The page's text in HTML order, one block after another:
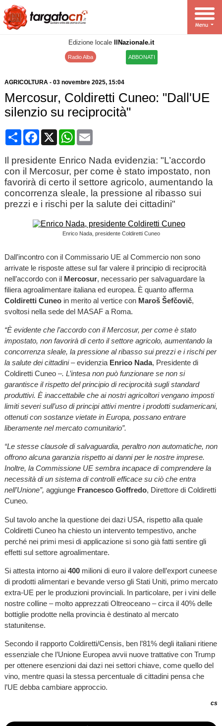
Edizione locale IlNazionale.it
Radio Alba ABBONATI
AGRICOLTURA- 03 novembre 2025, 15:04
Mercosur, Coldiretti Cuneo: "Dall'UE
silenzio su reciprocità"
CondividiFacebook
X WhatsApp
Email
Il presidente Enrico Nada evidenzia: "L’accordo
con il Mercosur, per come è stato impostato, non
favorirà di certo il settore agricolo, aumentando la
concorrenza sleale, la pressione al ribasso sui
prezzi e i rischi per la salute dei cittadini"
Enrico Nada, presidente Coldiretti Cuneo
Dall’incontro con il Commissario UE al Commercio non sono
arrivate le risposte attese sul far valere il principio di reciprocità
nell’accordo con il Mercosur, necessario per salvaguardare la
filiera agroalimentare italiana ed europea. È quanto afferma
Coldiretti Cuneoin merito al vertice con Maroš Šefčovič,
svoltosi nella sede del MASAF a Roma.
“È evidente che l’accordo con il Mercosur, per come è stato
impostato, non favorirà di certo il settore agricolo, aumentando la
concorrenza sleale, la pressione al ribasso sui prezzi e i rischi per
la salute dei cittadini –evidenzia Enrico Nada, Presidente di
Coldiretti Cuneo –. L’intesa non può funzionare se non si
garantisce il rispetto del principio di reciprocità sugli standard
produttivi. È inaccettabile che ai nostri agricoltori vengano imposti
limiti severi sull’uso di principi attivi mentre i prodotti sudamericani,
ottenuti con sostanze vietate in Europa, possano entrare
liberamente nel mercato comunitario”.
“Le stesse clausole di salvaguardia, peraltro non automatiche, non
offrono alcuna garanzia rispetto ai danni per le nostre imprese.
Inoltre, la Commissione UE sembra incapace di comprendere la
necessità di un sistema di controlli efficace su ciò che entra
nell’Unione”, aggiunge Francesco Goffredo, Direttore di Coldiretti
Cuneo.
Sul tavolo anche la questione dei dazi USA, rispetto alla quale
Coldiretti Cuneo ha chiesto un intervento tempestivo, anche
perché nei primi mesi di applicazione si sono già fatti sentire gli
effetti sul settore agroalimentare.
Si attesta intorno ai 400milioni di euro il valore dell’export cuneese
di prodotti alimentari e bevande verso gli Stati Uniti, primo mercato
extra-UE per le produzioni provinciali. In particolare, per i vini delle
nostre colline – molto apprezzati Oltreoceano – circa il 40% delle
bottiglie prodotte nella provincia è destinato al mercato
statunitense.
Secondo il rapporto Coldiretti/Censis, ben l’81% degli italiani ritiene
essenziale che l’Unione Europea avvii nuove trattative con Trump
per ottenere esenzioni dai dazi nei settori chiave, come quello del
vino, mentre quasi la stessa percentuale di cittadini pensa che
l’UE debba cambiare approccio.
cs